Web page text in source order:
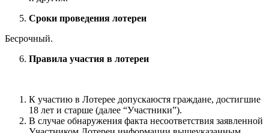
Сроки проведения лотереи
Бесрочный.
Правила участия в лотереи
К участию в Лотерее допускаюстя граждане, достигшие
18 лет и старше (далее “Участники”).
В случае обнаружения факта несоответствия заявленной